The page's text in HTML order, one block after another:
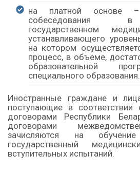
на платной основе –
собеседования в
государственном
устанавливающего
на котором
процесс, в объеме,
образовательной
специального образования.
Иностранные граждане и
поступающие в
договорами Республики
договорами
зачисляются на
государственный
вступительных испытаний.